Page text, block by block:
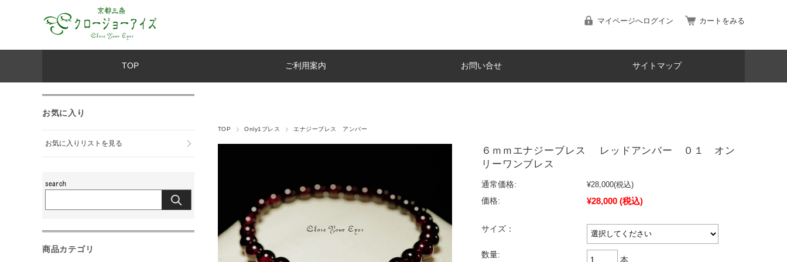
マイページへログイン カートをみる
TOP ご利用案内 お問い合せ サイトマップ
TOP Only1ブレス エナジーブレス アンバー
６ｍｍエナジーブレス レッドアンバー ０１ オン
リーワンブレス
通常価格: ¥28,000(税込)
価格:
¥28,000 (税込)
サイズ：
数量:
本
お気に入り
お気に入りリストを見る
商品カテゴリ